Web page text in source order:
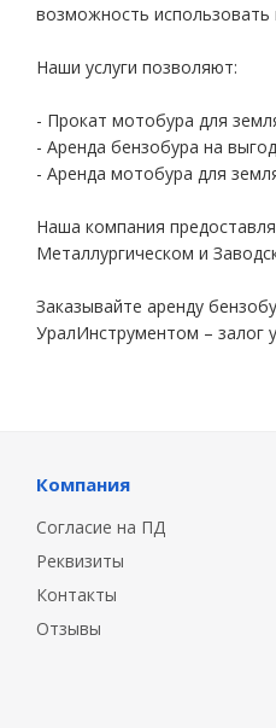
возможность
Наши услуги позволяют:
- Прокат мотобура для
- Аренда бензобура на
- Аренда мотобура для
Наша компания
Металлургическом и
Заказывайте аренду
УралИнструментом – залог
Компания
Согласие на ПД
Реквизиты
Контакты
Отзывы